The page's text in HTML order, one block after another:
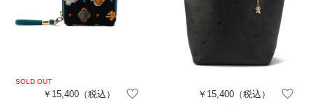
￥15,400（税込） ￥15,400 （税込）